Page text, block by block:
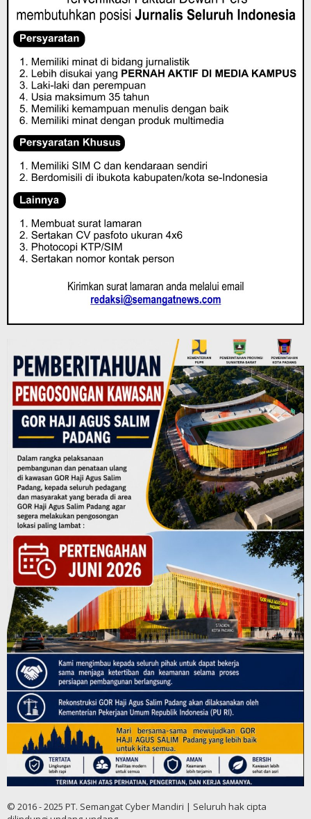
© 2016 - 2025 PT. Semangat Cyber Mandiri | Seluruh hak cipta